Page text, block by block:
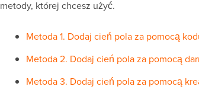
metody, której chcesz użyć.
Metoda 1. Dodaj cień pola za pomocą
Metoda 2. Dodaj cień pola za pomocą
Metoda 3. Dodaj cień pola za pomocą